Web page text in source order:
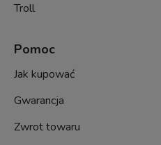
Troll
Pomoc
Jak kupować
Gwarancja
Zwrot towaru